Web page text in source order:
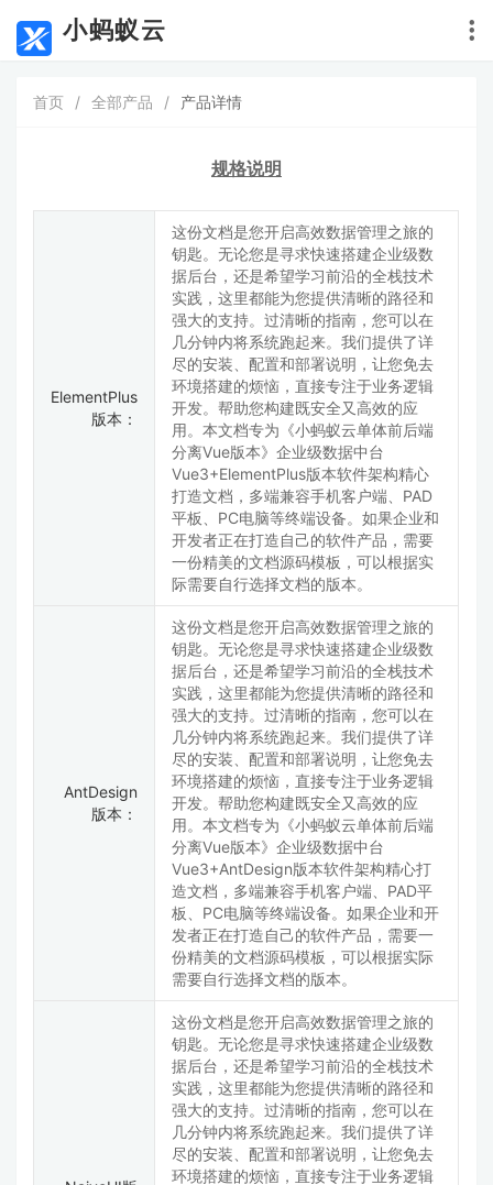
小蚂蚁云
首页 / 全部产品 / 产品详情
规格说明
ElementPlus
版本：
这份文档是您开启高效数据管理之旅的
钥匙。无论您是寻求快速搭建企业级数
据后台，还是希望学习前沿的全栈技术
实践，这里都能为您提供清晰的路径和
强大的支持。过清晰的指南，您可以在
几分钟内将系统跑起来。我们提供了详
尽的安装、配置和部署说明，让您免去
环境搭建的烦恼，直接专注于业务逻辑
开发。帮助您构建既安全又高效的应
用。本文档专为《小蚂蚁云单体前后端
分离Vue版本》企业级数据中台
Vue3+ElementPlus版本软件架构精心
打造文档，多端兼容手机客户端、PAD
平板、PC电脑等终端设备。如果企业和
开发者正在打造自己的软件产品，需要
一份精美的文档源码模板，可以根据实
际需要自行选择文档的版本。
AntDesign
版本：
这份文档是您开启高效数据管理之旅的
钥匙。无论您是寻求快速搭建企业级数
据后台，还是希望学习前沿的全栈技术
实践，这里都能为您提供清晰的路径和
强大的支持。过清晰的指南，您可以在
几分钟内将系统跑起来。我们提供了详
尽的安装、配置和部署说明，让您免去
环境搭建的烦恼，直接专注于业务逻辑
开发。帮助您构建既安全又高效的应
用。本文档专为《小蚂蚁云单体前后端
分离Vue版本》企业级数据中台
Vue3+AntDesign版本软件架构精心打
造文档，多端兼容手机客户端、PAD平
板、PC电脑等终端设备。如果企业和开
发者正在打造自己的软件产品，需要一
份精美的文档源码模板，可以根据实际
需要自行选择文档的版本。
这份文档是您开启高效数据管理之旅的
钥匙。无论您是寻求快速搭建企业级数
据后台，还是希望学习前沿的全栈技术
实践，这里都能为您提供清晰的路径和
强大的支持。过清晰的指南，您可以在
几分钟内将系统跑起来。我们提供了详
尽的安装、配置和部署说明，让您免去
环境搭建的烦恼，直接专注于业务逻辑